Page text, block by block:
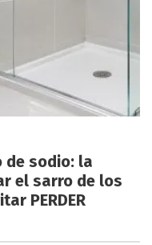
de sodio: la
el sarro de los
PERDER